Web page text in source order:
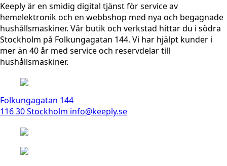
Keeply är en smidig digital tjänst för service av
hemelektronik och en webbshop med nya och begagnade
hushållsmaskiner. Vår butik och verkstad hittar du i södra
Stockholm på Folkungagatan 144. Vi har hjälpt kunder i
mer än 40 år med service och reservdelar till
hushållsmaskiner.
Folkungagatan 144
116 30 Stockholm info@keeply.se